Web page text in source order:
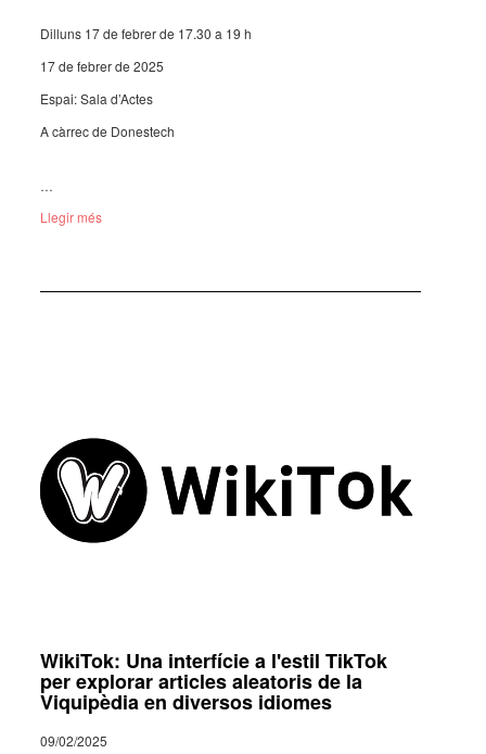
Dilluns 17 de febrer de 17.30 a 19 h
17 de febrer de 2025
Espai: Sala d’Ac­tes
A càrrec de Dones­tech
…
Llegir més
WikiTok: Una interfície a l'estil TikTok
per explorar articles aleatoris de la
Viquipèdia en diversos idiomes
09/02/2025